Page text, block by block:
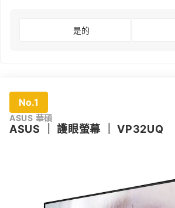
是的
No.1
ASUS 華碩
ASUS ｜護眼螢幕｜VP32UQ